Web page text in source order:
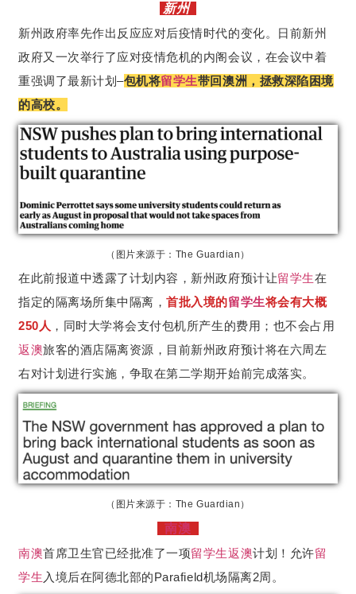
新州
新州政府率先作出反应应对后疫情时代的变化。日前新州
政府又一次举行了应对疫情危机的内阁会议，在会议中着
重强调了最新计划–包机将留学生带回澳洲，拯救深陷困境
的高校。
（图片来源于：The Guardian）
在此前报道中透露了计划内容，新州政府预计让留学生在
指定的隔离场所集中隔离，首批入境的留学生将会有大概
250人 ，同时大学将会支付包机所产生的费用；也不会占用
返澳旅客的酒店隔离资源，目前新州政府预计将在六周左
右对计划进行实施，争取在第二学期开始前完成落实。
（图片来源于：The Guardian）
南澳
南澳首席卫生官已经批准了一项留学生返澳计划！允许留
学生 入境后在阿德北部的Parafield机场隔离2周。